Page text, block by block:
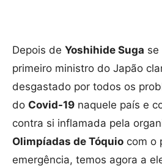
Depois de Yoshihide Suga se
primeiro ministro do Japão
desgastado por todos os
do Covid-19 naquele país e
contra si inflamada pela
Olimpíadas de Tóquio com o
emergência, temos agora a